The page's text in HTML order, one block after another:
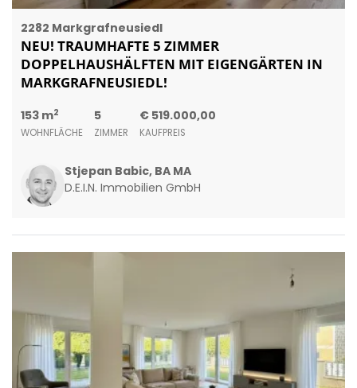
2282 Markgrafneusiedl
NEU! TRAUMHAFTE 5 ZIMMER
DOPPELHAUSHÄLFTEN MIT EIGENGÄRTEN IN
MARKGRAFNEUSIEDL!
153 m2
WOHNFLÄCHE
5
ZIMMER
€ 519.000,00
KAUFPREIS
Stjepan Babic, BA MA
D.E.I.N. Immobilien GmbH